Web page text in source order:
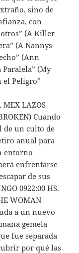
sino de
con
(A Killer
(A Nannys
(Ann
Paralela” (My
Peligro”
MEX LAZOS
Cuando
de un culto de
anual para
entorno
enfrentarse
de sus
0922:00 HS.
WOMAN
a un nuevo
gemela
fue separada
por qué las